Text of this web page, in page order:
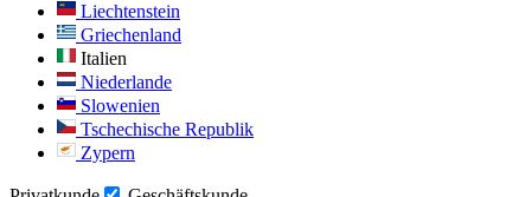
Liechtenstein
Griechenland
Italien
Niederlande
Slowenien
Tschechische Republik
Zypern